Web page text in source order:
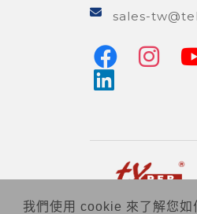
我們使用 cookie 來了解您
sales-